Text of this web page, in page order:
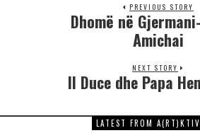
PREVIOUS STORY
Dhomë në
Amichai
NEXT STORY
Il Duce dhe Papa
LATEST FROM